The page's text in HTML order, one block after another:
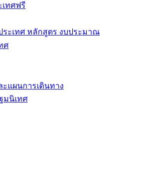
เทศฟรี
ระเทศ หลักสูตร งบประมาณ
ศ
แผนการเดินทาง
มนิเทศ